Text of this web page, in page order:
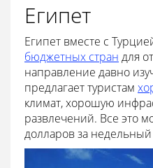
Египет
Египет вместе с
бюджетных стран для
направление давно
предлагает туристам
климат, хорошую
развлечений. Все это
долларов за